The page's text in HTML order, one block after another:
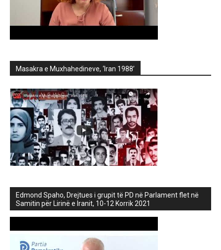
Masakra e Muxhahedineve, ‘Iran 1988’
Edmond Spaho, Drejtues i grupit të PD në Parlament flet në
Samitin për Lirinë e Iranit, 10-12 Korrik 2021